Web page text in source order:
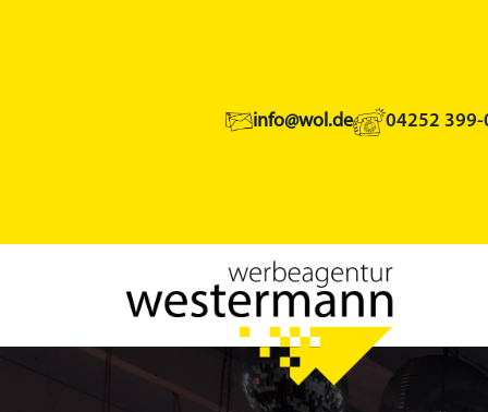
info@wol.de 04252 399-